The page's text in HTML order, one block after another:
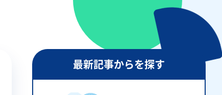
最新記事からを探す